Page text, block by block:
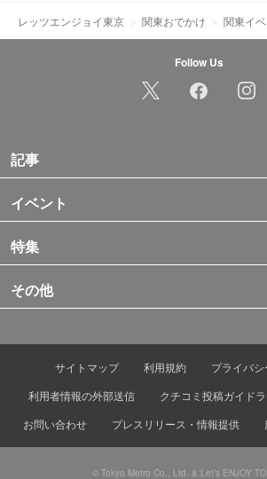
レッツエンジョイ東京 関東おでかけ 関東イベ
Follow Us
記事
イベント
特集
その他
サイトマップ 利用規約
プライバ
利用者情報の外部送信
クチコミ投稿ガイド
お問い合わせ
プレスリリース・情報提供
© Tokyo Metro Co., Ltd. & Let’s ENJOY